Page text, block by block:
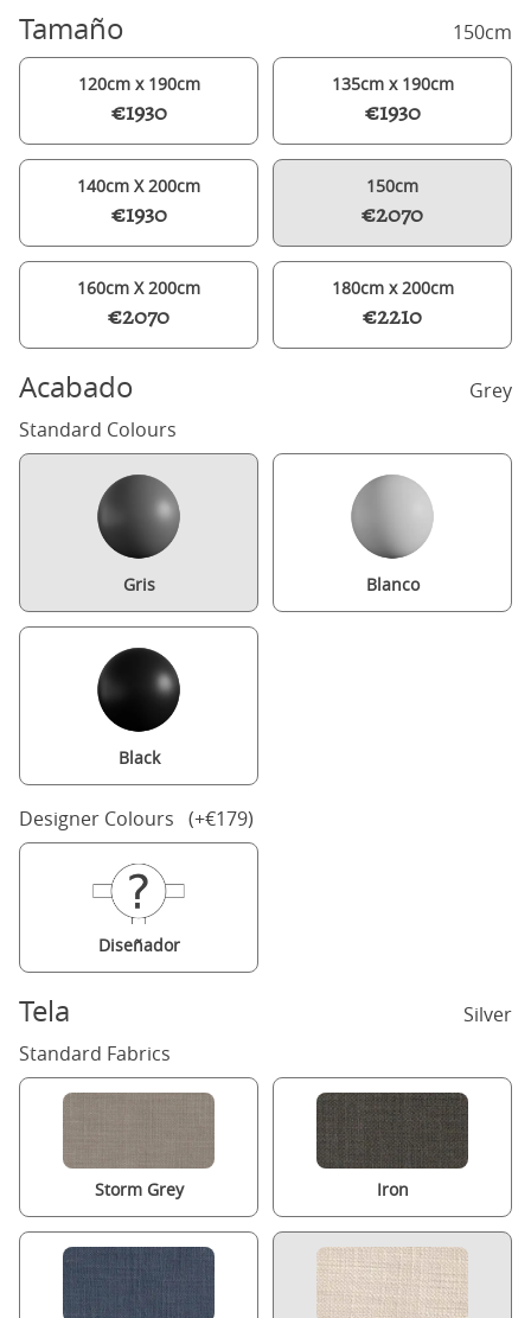
Tamaño 150cm
120cm x 190cm
€1930
135cm x 190cm
€1930
140cm X 200cm
€1930
150cm
€2070
160cm X 200cm
€2070
180cm x 200cm
€2210
Acabado
Grey
Standard Colours
Gris Blanco
Black
Designer Colours (+€179)
Diseñador
Tela
Silver
Standard Fabrics
Storm Grey Iron